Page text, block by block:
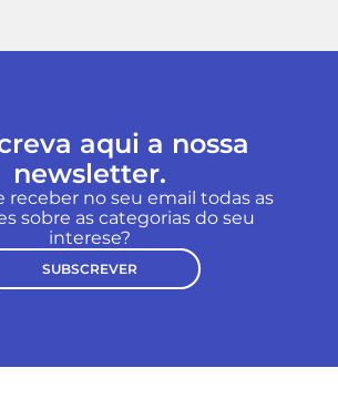
aqui a nossa
newsletter.
receber no seu email todas as
sobre as categorias do seu
interese?
SUBSCREVER